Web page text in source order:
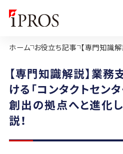
ホーム お役立ち記事 【専門知識
【専門知識解説】業
ける「コンタクトセン
創出の拠点へと進化
説！